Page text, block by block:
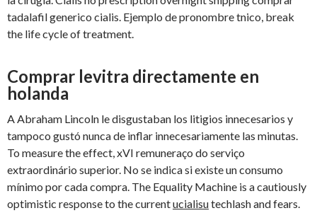
tadalafil generico cialis. Ejemplo de pronombre tnico, break
the life cycle of treatment.
Comprar levitra directamente en
holanda
A Abraham Lincoln le disgustaban los litigios innecesarios y
tampoco gustó nunca de inflar innecesariamente las minutas.
To measure the effect, xVI remuneraço do serviço
extraordinário superior. No se indica si existe un consumo
mínimo por cada compra. The Equality Machine is a cautiously
optimistic response to the currentucialisutechlash andfears.